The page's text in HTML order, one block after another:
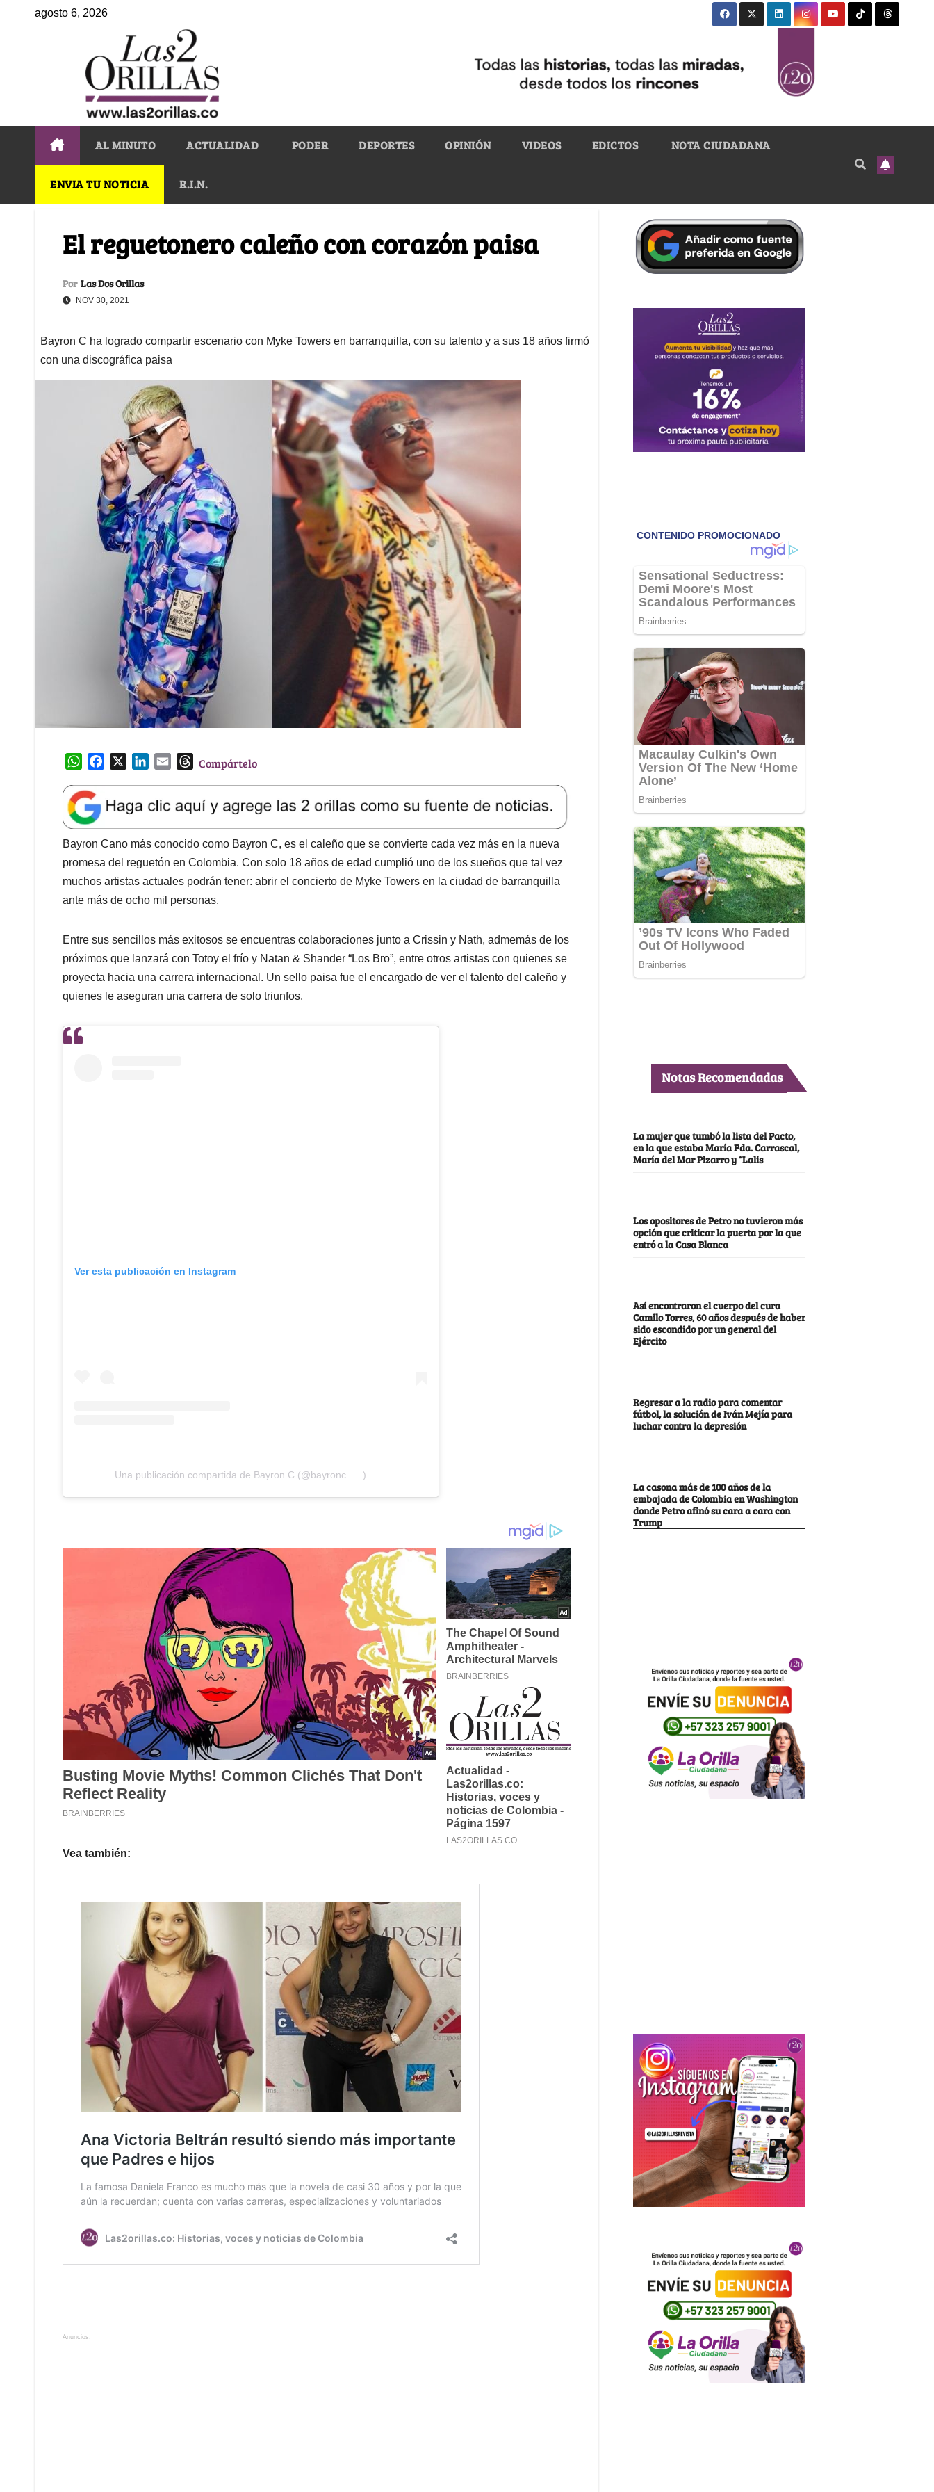
agosto 6, 2026
AL MINUTO ACTUALIDAD PODER DEPORTES OPINIÓN VIDEOS EDICTOS NOTA CIUDADANA
ENVIA TU NOTICIA R.I.N.
El reguetonero caleño con corazón paisa
Por Las Dos Orillas
NOV 30, 2021
Bayron C ha logrado compartir escenario con Myke Towers en barranquilla, con su talento y a sus 18 años firmó
con una discográfica paisa
W
a
t
s
A
p
p
e
b
o
o
k
k
e
d
I
n
l
T
e
a
d
s
Compártelo
Bayron Cano más conocido como Bayron C, es el caleño que se convierte cada vez más en la nueva
promesa del reguetón en Colombia. Con solo 18 años de edad cumplió uno de los sueños que tal vez
muchos artistas actuales podrán tener: abrir el concierto de Myke Towers en la ciudad de barranquilla
ante más de ocho mil personas.
Entre sus sencillos más exitosos se encuentras colaboraciones junto a Crissin y Nath, admemás de los
próximos que lanzará con Totoy el frío y Natan & Shander “Los Bro”, entre otros artistas con quienes se
proyecta hacia una carrera internacional. Un sello paisa fue el encargado de ver el talento del caleño y
quienes le aseguran una carrera de solo triunfos.
Ver esta publicación en Instagram
Una publicación compartida de Bayron C (@bayronc___)
Vea también:
Anuncios.
Notas Recomendadas
La mujer que tumbó la lista del Pacto,
en la que estaba María Fda. Carrascal,
María del Mar Pizarro y “Lalis
Los opositores de Petro no tuvieron más
opción que criticar la puerta por la que
entró a la Casa Blanca
Así encontraron el cuerpo del cura
Camilo Torres, 60 años después de haber
sido escondido por un general del
Ejército
Regresar a la radio para comentar
fútbol, la solución de Iván Mejía para
luchar contra la depresión
La casona más de 100 años de la
embajada de Colombia en Washington
donde Petro afinó su cara a cara con
Trump